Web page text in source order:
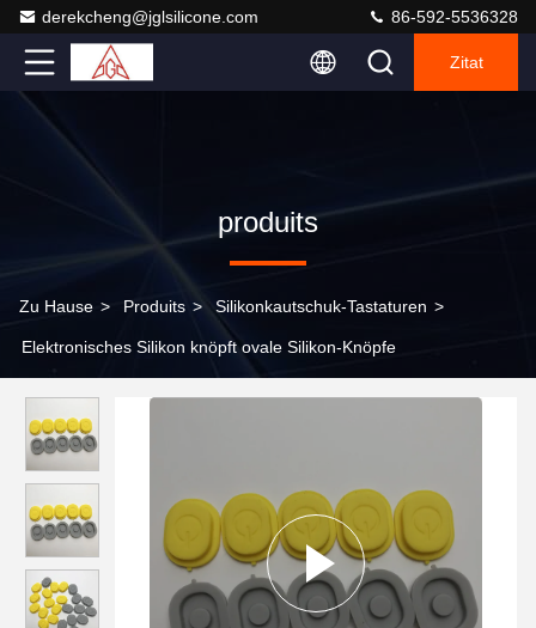
derekcheng@jglsilicone.com 86-592-5536328
Zitat
produits
Zu Hause > Produits > Silikonkautschuk-Tastaturen >
Elektronisches Silikon knöpft ovale Silikon-Knöpfe